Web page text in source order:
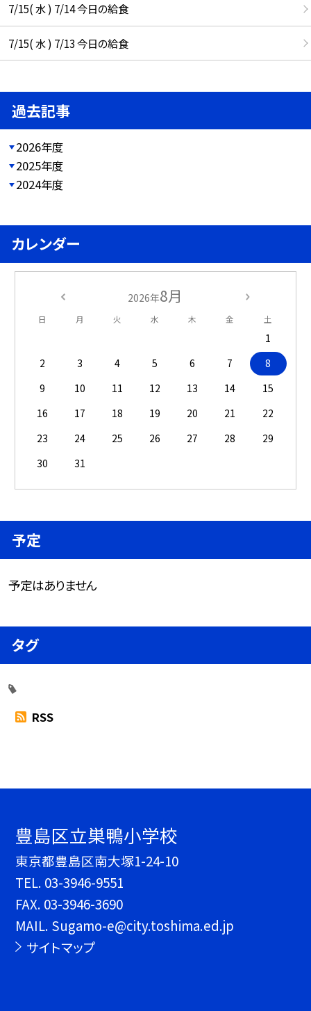
7/15( 水 ) 7/14 今日の給食
7/15( 水 ) 7/13 今日の給食
過去記事
2026年度
2025年度
2024年度
カレンダー
2026年8月
日 月 火 水 木 金 土
1
2
3 4 5 6 7
8
9
10 11 12 13 14
15
16
17 18 19 20 21
22
23
24 25 26 27 28
29
30
31
予定
予定はありません
タグ
RSS
豊島区立巣鴨小学校
東京都豊島区南大塚1-24-10
TEL. 03-3946-9551
FAX. 03-3946-3690
MAIL. Sugamo-e@city.toshima.ed.jp
サイトマップ